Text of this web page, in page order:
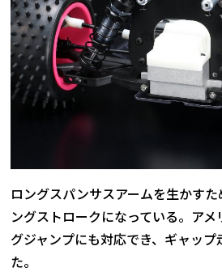
ロングスパンサスアームを生かす
ングストロークになっている。ア
グジャンプにも対応でき、ギャッ
た。